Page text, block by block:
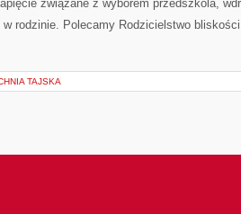
związane z wyborem przedszkola,
rodzinie. Polecamy Rodzicielstwo
TAJSKA